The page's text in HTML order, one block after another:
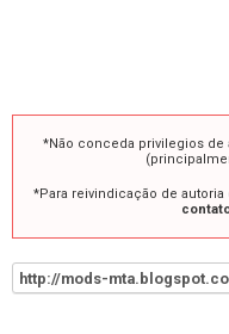
*Não conceda privilegios
*Para reivindicação de
http://mods-